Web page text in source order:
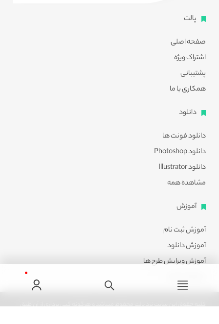
پالت
صفحه اصلی
اشتراک ویژه
پشتیبانی
همکاری با ما
دانلود
دانلود فونت ها
دانلود Photoshop
دانلود Illustrator
مشاهده همه
آموزش
آموزش ثبت نام
آموزش دانلود
آموزش ویرایش طرح ها
مشاهده همه
کلیه حقوق این سایت نزد پالت محفوظ میباشد و هرگونه کپی برداری از آن طبق